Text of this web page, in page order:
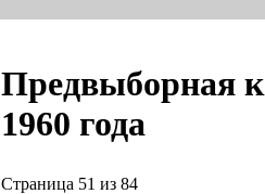
Предвыборная
1960 года
Страница 51 из 84